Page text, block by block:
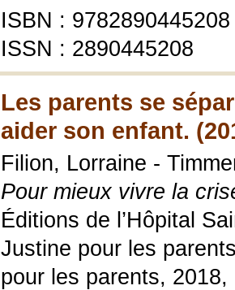
ISBN : 9782890445208
ISSN : 2890445208
Les parents se
aider son enfant.
Filion, Lorraine -
Pour mieux vivre la
Éditions de l’Hôpital
Justine pour les
pour les parents, 2018,